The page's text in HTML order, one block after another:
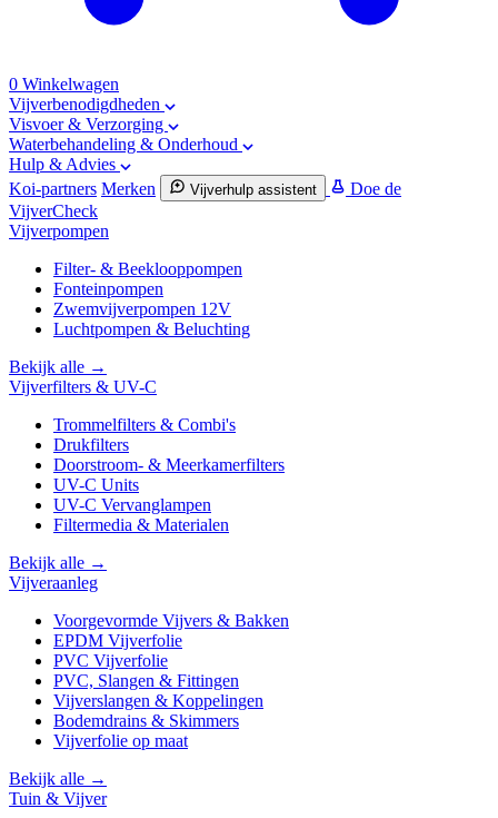
0 Winkelwagen
Vijverbenodigdheden
Visvoer & Verzorging
Waterbehandeling & Onderhoud
Hulp & Advies
Koi-partners Merken Vijverhulp assistent
Doe de
VijverCheck
Vijverpompen
Filter- & Beeklooppompen
Fonteinpompen
Zwemvijverpompen 12V
Luchtpompen & Beluchting
Bekijk alle →
Vijverfilters & UV-C
Trommelfilters & Combi's
Drukfilters
Doorstroom- & Meerkamerfilters
UV-C Units
UV-C Vervanglampen
Filtermedia & Materialen
Bekijk alle →
Vijveraanleg
Voorgevormde Vijvers & Bakken
EPDM Vijverfolie
PVC Vijverfolie
PVC, Slangen & Fittingen
Vijverslangen & Koppelingen
Bodemdrains & Skimmers
Vijverfolie op maat
Bekijk alle →
Tuin & Vijver